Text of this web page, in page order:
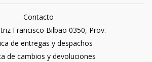
Contacto
Francisco Bilbao 0350, Prov.
de entregas y despachos
de cambios y devoluciones